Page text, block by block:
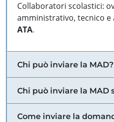
Collaboratori scolastici:
amministrativo, tecnico
ATA.
Chi può inviare la MAD?
Chi può inviare la MAD
Come inviare la